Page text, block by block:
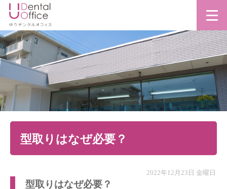
型取りはなぜ必要？
2022年12月23日 金曜日
型取りはなぜ必要？